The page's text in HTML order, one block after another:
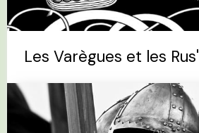
Les Varègues et les Rus'